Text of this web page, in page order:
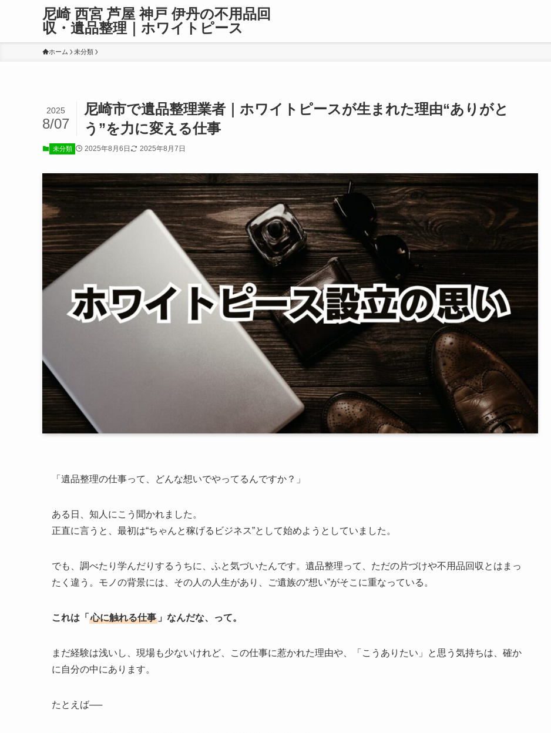
尼崎 西宮 芦屋 神戸 伊丹の不用品回
収・遺品整理｜ホワイトピース
ホーム 未分類
尼崎市で遺品整理業者｜ホワイトピースが生まれた理由“ありがと
う”を力に変える仕事
2025
8/07
未分類 2025年8月6日 2025年8月7日
「遺品整理の仕事って、どんな想いでやってるんですか？」
ある日、知人にこう聞かれました。
正直に言うと、最初は“ちゃんと稼げるビジネス”として始めようとしていました。
でも、調べたり学んだりするうちに、ふと気づいたんです。遺品整理って、ただの片づけや不用品回収とはまっ
たく違う。モノの背景には、その人の人生があり、ご遺族の“想い”がそこに重なっている。
これは「 心に触れる仕事 」なんだな、って。
まだ経験は浅いし、現場も少ないけれど、この仕事に惹かれた理由や、「こうありたい」と思う気持ちは、確か
に自分の中にあります。
たとえば──